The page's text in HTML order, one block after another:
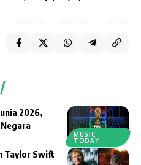
MUSIC
TODAY
2026,
Taylor Swift